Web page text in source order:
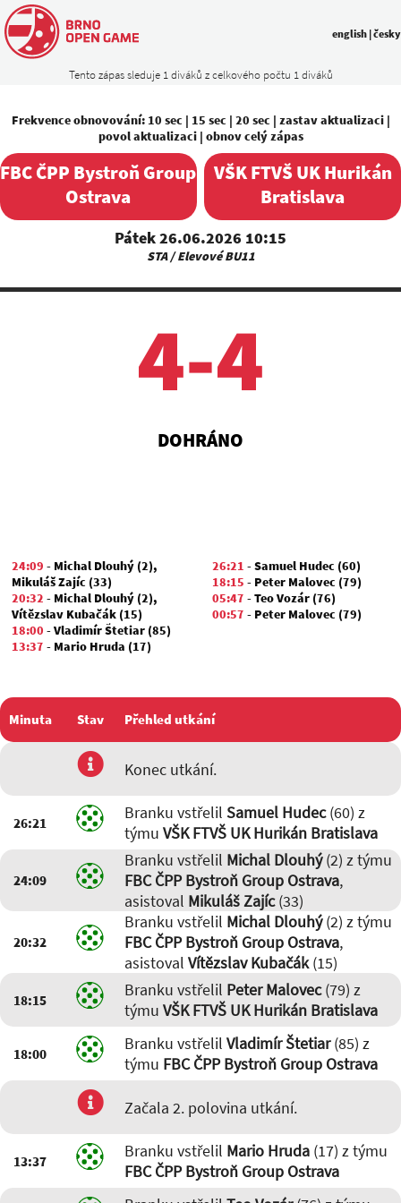
Tento zápas sleduje 1 diváků z celkového počtu 1 diváků
english |česky
Frekvence obnovování: 10 sec | 15 sec | 20 sec | zastav aktualizaci|
povol aktualizaci| obnov celý zápas
FBC ČPP Bystroň Group
Ostrava
Pátek 26.06.2026 10:15
STA / Elevové BU11
VŠK FTVŠ UK Hurikán
Bratislava
4-4
DOHRÁNO
24:09 - Michal Dlouhý (2),
Mikuláš Zajíc (33)
20:32 - Michal Dlouhý (2),
Vítězslav Kubačák (15)
18:00 -Vladimír Štetiar (85)
13:37 - Mario Hruda (17)
26:21 -Samuel Hudec (60)
18:15 - Peter Malovec (79)
05:47 -Teo Vozár (76)
00:57 - Peter Malovec (79)
Minuta Stav Přehled utkání
Konec utkání.
26:21 Branku vstřelil Samuel Hudec(60) z
týmu VŠK FTVŠ UK Hurikán Bratislava
24:09
Branku vstřelil Michal Dlouhý(2) z týmu
FBC ČPP Bystroň Group Ostrava,
asistoval Mikuláš Zajíc(33)
20:32
Branku vstřelil Michal Dlouhý(2) z týmu
FBC ČPP Bystroň Group Ostrava,
asistoval Vítězslav Kubačák(15)
18:15 Branku vstřelil Peter Malovec(79) z
týmu VŠK FTVŠ UK Hurikán Bratislava
18:00 Branku vstřelil Vladimír Štetiar(85) z
týmu FBC ČPP Bystroň Group Ostrava
Začala 2. polovina utkání.
13:37 Branku vstřelil Mario Hruda(17) z týmu
FBC ČPP Bystroň Group Ostrava